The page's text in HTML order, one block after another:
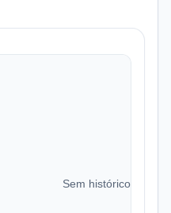
Sem histórico de